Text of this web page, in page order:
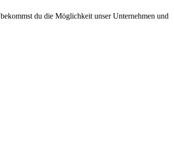
du die Möglichkeit unser Unternehmen und